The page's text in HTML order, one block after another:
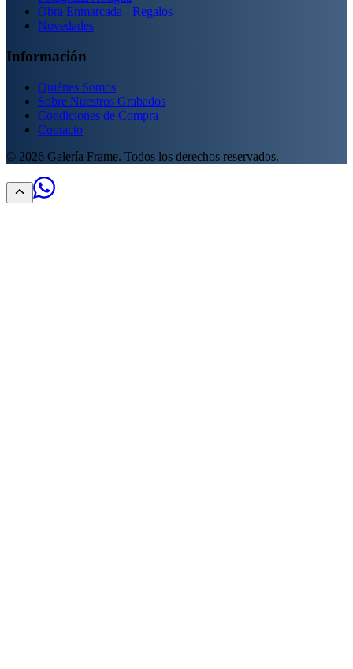
Obra Enmarcada - Regalos
Novedades
Información
Quiénes Somos
Sobre Nuestros Grabados
Condiciones de Compra
Contacto
© 2026 Galería Frame. Todos los derechos reservados.